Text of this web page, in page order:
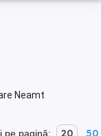
Neamt
pe pagină: 20 50